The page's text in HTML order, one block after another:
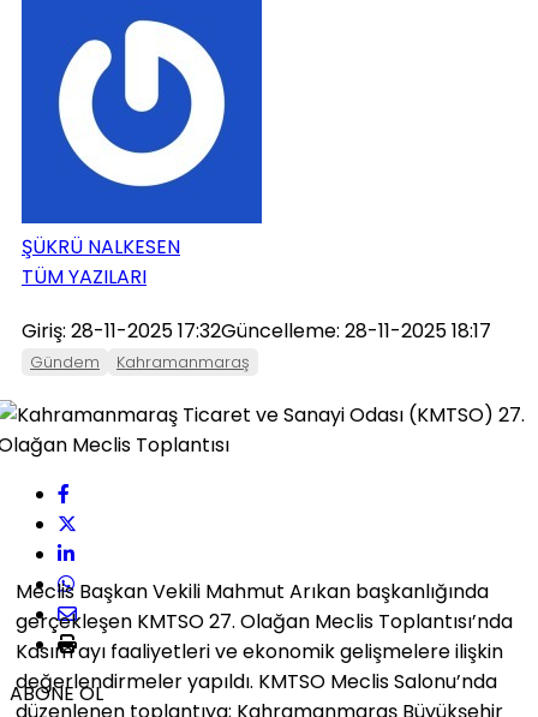
ŞÜKRÜ NALKESEN
TÜM YAZILARI
Giriş: 28-11-2025 17:32Güncelleme: 28-11-2025 18:17
Gündem Kahramanmaraş
ABONE OL
Meclis Başkan Vekili Mahmut Arıkan başkanlığında
gerçekleşen KMTSO 27. Olağan Meclis Toplantısı’nda
Kasım ayı faaliyetleri ve ekonomik gelişmelere ilişkin
değerlendirmeler yapıldı. KMTSO Meclis Salonu’nda